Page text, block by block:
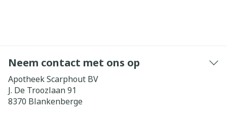
Neem contact met ons op
Apotheek Scarphout BV
J. De Troozlaan 91
8370 Blankenberge